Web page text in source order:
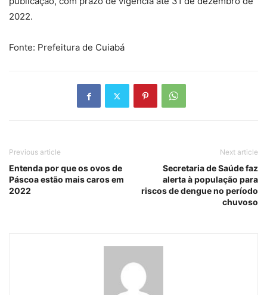
2022.
Fonte: Prefeitura de Cuiabá
Previous article
Entenda por que os ovos de
Páscoa estão mais caros em
2022
Next article
Secretaria de Saúde faz
alerta à população para
riscos de dengue no período
chuvoso